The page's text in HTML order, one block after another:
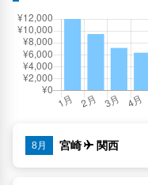
8月 宮崎 関西